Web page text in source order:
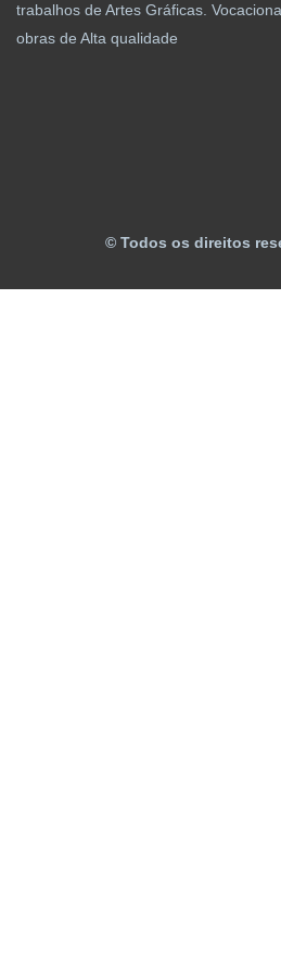
trabalhos de Artes Gráficas.
obras de Alta qualidade
© Todos os direitos